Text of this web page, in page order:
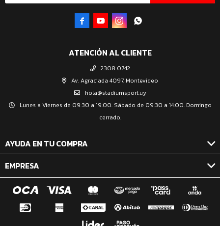
ATENCIÓN AL CLIENTE
2308 0742
Av. Agraciada 4097, Montevideo
hola@stadiumsport.uy
Lunes a Viernes de 09:30 a 19:00. Sábado de 09:30 a 14:00. Domingo
cerrado.
AYUDA EN TU COMPRA
EMPRESA
   